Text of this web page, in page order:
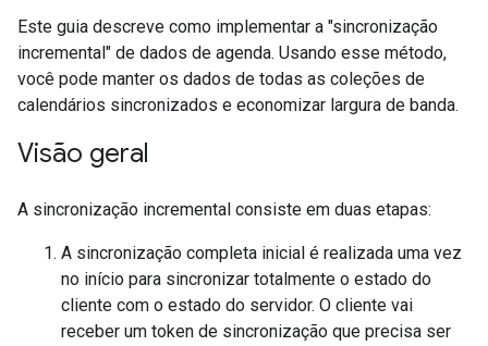
Este guia descreve como implementar a "sincronização
incremental" de dados de agenda. Usando esse método,
você pode manter os dados de todas as coleções de
calendários sincronizados e economizar largura de banda.
Visão geral
A sincronização incremental consiste em duas etapas:
A sincronização completa inicial é realizada uma vez
no início para sincronizar totalmente o estado do
cliente com o estado do servidor. O cliente vai
receber um token de sincronização que precisa ser